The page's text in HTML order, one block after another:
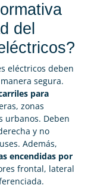
del
eléctricos deben
segura.
para
zonas
urbanos. Deben
y no
Además,
encendidas por
frontal, lateral